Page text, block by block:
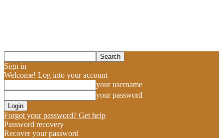
Sign in
Welcome! Log into your account
your username
your password
Forgot your password? Get help
Password recovery
Recover your password